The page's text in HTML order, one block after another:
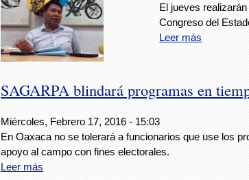
El jueves
Congreso del
Leer más
SAGARPA blindará programas en
Miércoles, Febrero 17, 2016 - 15:03
En Oaxaca no se tolerará a funcionarios que use los
apoyo al campo con fines electorales.
Leer más